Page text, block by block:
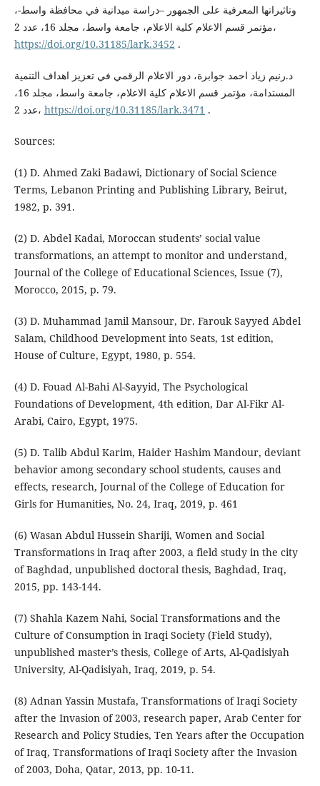
وتاثيراتها المعرفية على الجمهور –دراسة ميدانية في محافظة واسط-،
مؤتمر قسم الاعلام كلية الاعلام، جامعة واسط، مجلد 16، عدد 2،
https://doi.org/10.31185/lark.3452 .
د.رنيم زياد احمد جوابرة، دور الاعلام الرقمي في تعزيز اهداف التنمية
المستدامة، مؤتمر قسم الاعلام كلية الاعلام، جامعة واسط، مجلد 16،
عدد 2، https://doi.org/10.31185/lark.3471 .
Sources:
(1) D. Ahmed Zaki Badawi, Dictionary of Social Science
Terms, Lebanon Printing and Publishing Library, Beirut,
1982, p. 391.
(2) D. Abdel Kadai, Moroccan students’ social value
transformations, an attempt to monitor and understand,
Journal of the College of Educational Sciences, Issue (7),
Morocco, 2015, p. 79.
(3) D. Muhammad Jamil Mansour, Dr. Farouk Sayyed Abdel
Salam, Childhood Development into Seats, 1st edition,
House of Culture, Egypt, 1980, p. 554.
(4) D. Fouad Al-Bahi Al-Sayyid, The Psychological
Foundations of Development, 4th edition, Dar Al-Fikr Al-
Arabi, Cairo, Egypt, 1975.
(5) D. Talib Abdul Karim, Haider Hashim Mandour, deviant
behavior among secondary school students, causes and
effects, research, Journal of the College of Education for
Girls for Humanities, No. 24, Iraq, 2019, p. 461
(6) Wasan Abdul Hussein Shariji, Women and Social
Transformations in Iraq after 2003, a field study in the city
of Baghdad, unpublished doctoral thesis, Baghdad, Iraq,
2015, pp. 143-144.
(7) Shahla Kazem Nahi, Social Transformations and the
Culture of Consumption in Iraqi Society (Field Study),
unpublished master’s thesis, College of Arts, Al-Qadisiyah
University, Al-Qadisiyah, Iraq, 2019, p. 54.
(8) Adnan Yassin Mustafa, Transformations of Iraqi Society
after the Invasion of 2003, research paper, Arab Center for
Research and Policy Studies, Ten Years after the Occupation
of Iraq, Transformations of Iraqi Society after the Invasion
of 2003, Doha, Qatar, 2013, pp. 10-11.